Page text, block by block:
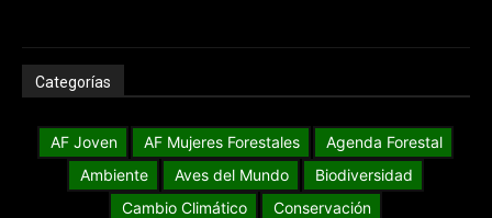
Categorías
AF Joven AF Mujeres Forestales
Agenda Forestal
Ambiente
Aves del Mundo
Biodiversidad
Cambio Climático
Conservación